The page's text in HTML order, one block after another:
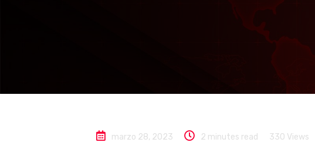
A través de
caudal de una
marzo 28, 2023 2 minutes read 330 Views